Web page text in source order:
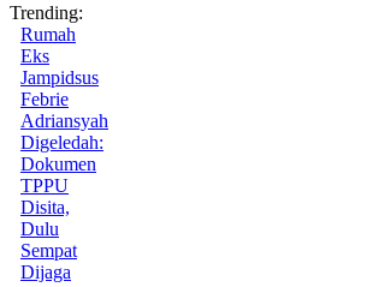
Trending:
Rumah
Eks
Jampidsus
Febrie
Adriansyah
Digeledah:
Dokumen
TPPU
Disita,
Dulu
Sempat
Dijaga